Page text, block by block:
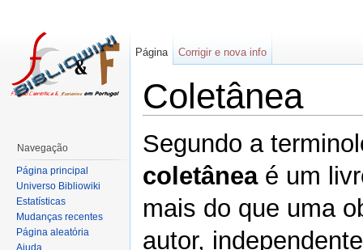
Coletânea
Segundo a
coletâneaé um
mais do que uma
autor,
Página Corrigir e nova info
Navegação
Página principal
Universo Bibliowiki
Estatísticas
Mudanças recentes
Página aleatória
Ajuda